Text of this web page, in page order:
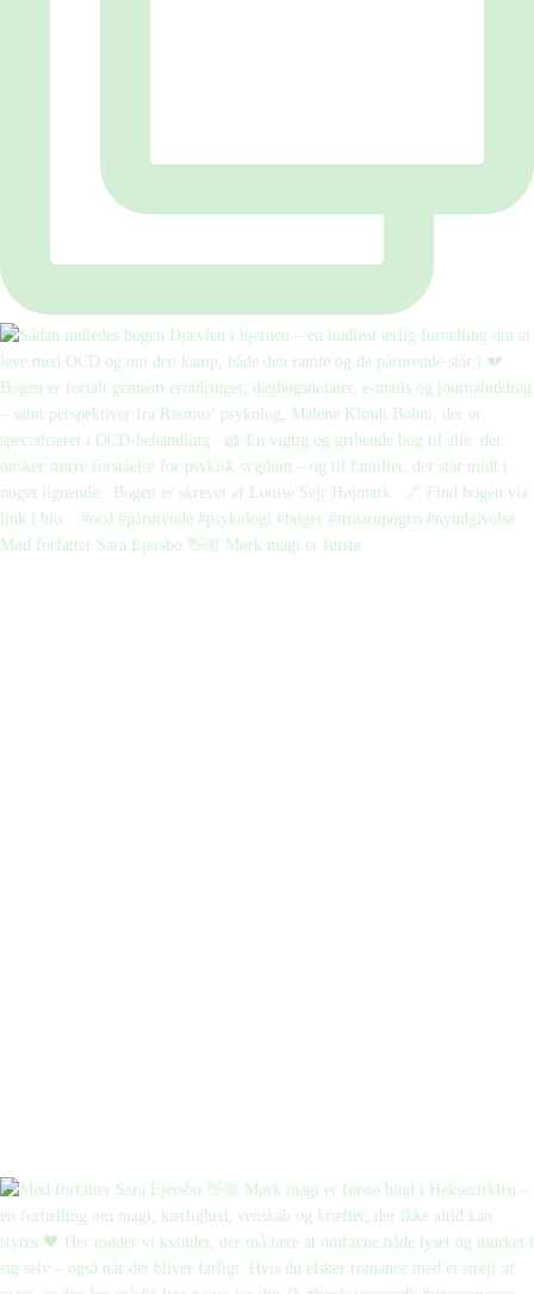
Mød forfatter Sara Ejersbo 👋🏼 Mørk magi er første